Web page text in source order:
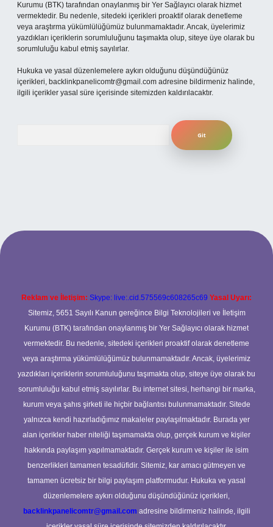
Kurumu (BTK) tarafından onaylanmış bir Yer Sağlayıcı olarak hizmet
vermektedir. Bu nedenle, sitedeki içerikleri proaktif olarak denetleme
veya araştırma yükümlülüğümüz bulunmamaktadır. Ancak, üyelerimiz
yazdıkları içeriklerin sorumluluğunu taşımakta olup, siteye üye olarak bu
sorumluluğu kabul etmiş sayılırlar.
Hukuka ve yasal düzenlemelere aykırı olduğunu düşündüğünüz
içerikleri, backlinkpanelicomtr@gmail.com adresine bildirmeniz halinde,
ilgili içerikler yasal süre içerisinde sitemizden kaldırılacaktır.
Reklam ve İletişim: Skype: live:.cid.575569c608265c69 Yasal Uyarı:
Sitemiz, 5651 Sayılı Kanun gereğince Bilgi Teknolojileri ve İletişim
Kurumu (BTK) tarafından onaylanmış bir Yer Sağlayıcı olarak hizmet
vermektedir. Bu nedenle, sitedeki içerikleri proaktif olarak denetleme
veya araştırma yükümlülüğümüz bulunmamaktadır. Ancak, üyelerimiz
yazdıkları içeriklerin sorumluluğunu taşımakta olup, siteye üye olarak bu
sorumluluğu kabul etmiş sayılırlar. Bu internet sitesi, herhangi bir marka,
kurum veya şahıs şirketi ile hiçbir bağlantısı bulunmamaktadır. Sitede
yalnızca kendi hazırladığımız makaleler paylaşılmaktadır. Burada yer
alan içerikler haber niteliği taşımamakta olup, gerçek kurum ve kişiler
hakkında paylaşım yapılmamaktadır. Gerçek kurum ve kişiler ile isim
benzerlikleri tamamen tesadüfidir. Sitemiz, kar amacı gütmeyen ve
tamamen ücretsiz bir bilgi paylaşım platformudur. Hukuka ve yasal
düzenlemelere aykırı olduğunu düşündüğünüz içerikleri,
backlinkpanelicomtr@gmail.com adresine bildirmeniz halinde, ilgili